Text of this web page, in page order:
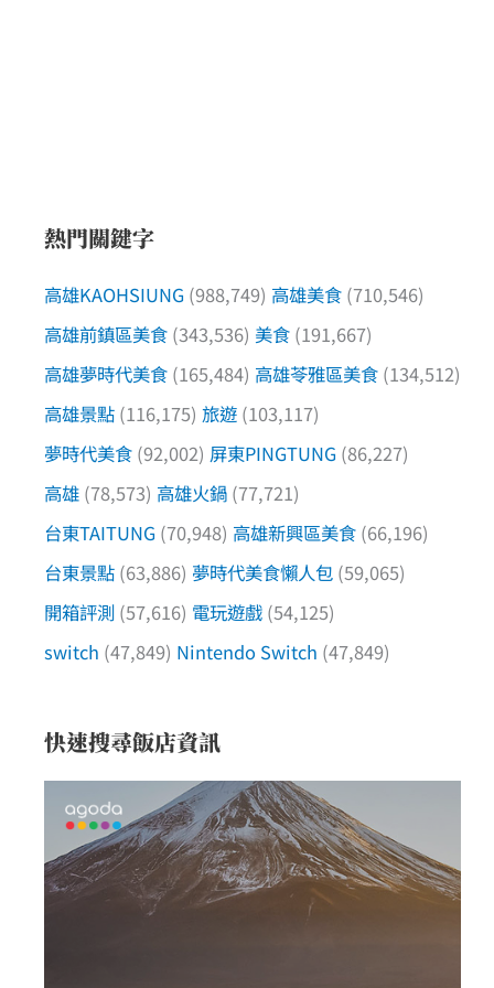
熱門關鍵字
高雄KAOHSIUNG (988,749) 高雄美食 (710,546)
高雄前鎮區美食 (343,536) 美食 (191,667)
高雄夢時代美食 (165,484) 高雄苓雅區美食 (134,512)
高雄景點 (116,175) 旅遊 (103,117)
夢時代美食 (92,002) 屏東PINGTUNG (86,227)
高雄 (78,573) 高雄火鍋 (77,721)
台東TAITUNG (70,948) 高雄新興區美食 (66,196)
台東景點 (63,886) 夢時代美食懶人包 (59,065)
開箱評測 (57,616) 電玩遊戲 (54,125)
switch (47,849) Nintendo Switch (47,849)
快速搜尋飯店資訊